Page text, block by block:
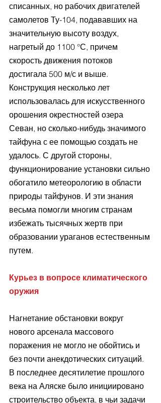
списанных, но рабочих двигателей
самолетов Ту-104, подававших на
значительную высоту воздух,
нагретый до 1100 °С, причем
скорость движения потоков
достигала 500 м/с и выше.
Конструкция несколько лет
использовалась для искусственного
орошения окрестностей озера
Севан, но сколько-нибудь значимого
тайфуна с ее помощью создать не
удалось. С другой стороны,
функционирование установки сильно
обогатило метеорологию в области
природы тайфунов. И эти знания
весьма помогли многим странам
избежать тысячных жертв при
образовании ураганов естественным
путем.
Курьез в вопросе климатического
оружия
Нагнетание обстановки вокруг
нового арсенала массового
поражения не могло не обойтись и
без почти анекдотических ситуаций.
В последнее десятилетие прошлого
века на Аляске было инициировано
строительство объекта, в чьи задачи